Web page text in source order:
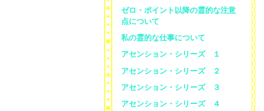
ゼロ・ポイント以降の霊的な注意
点について
私の霊的な仕事について
アセンション・シリーズ １
アセンション・シリーズ ２
アセンション・シリーズ ３
アセンション・シリーズ ４